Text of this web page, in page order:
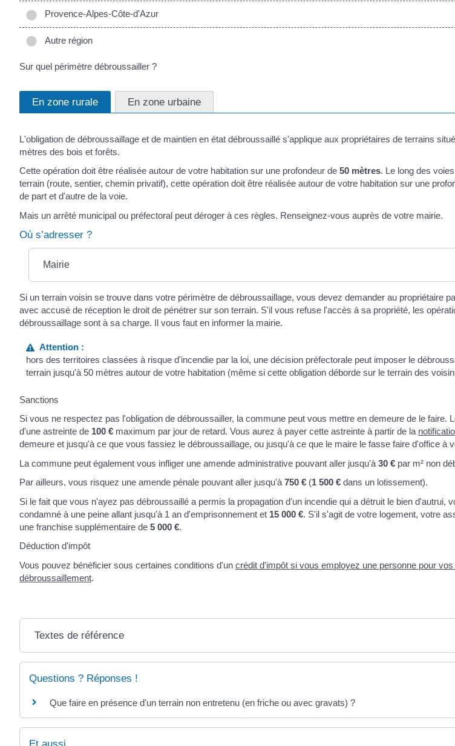
Provence-Alpes-Côte-d'Azur
Autre région
Sur quel périmètre débroussailler ?
En zone rurale En zone urbaine
L'obligation de débroussaillage et de maintien en état débroussaillé s'applique aux propriétaires de terrains
mètres des bois et forêts.
Cette opération doit être réalisée autour de votre habitation sur une profondeur de 50 mètres. Le long des
terrain (route, sentier, chemin privatif), cette opération doit être réalisée autour de votre habitation sur une
de part et d'autre de la voie.
Mais un arrêté municipal ou préfectoral peut déroger à ces règles. Renseignez-vous auprès de votre mairie.
Où s’adresser ?
Mairie
Si un terrain voisin se trouve dans votre périmètre de débroussaillage, vous devez demander au propriétaire
avec accusé de réception le droit de pénétrer sur son terrain. S'il vous refuse l'accès à sa propriété, les
débroussaillage sont à sa charge. Il vous faut en informer la mairie.
Attention :
hors des territoires classées à risque d'incendie par la loi, une décision préfectorale peut imposer le
terrain jusqu'à 50 mètres autour de votre habitation (même si cette obligation déborde sur le terrain des
Sanctions
Si vous ne respectez pas l'obligation de débroussailler, la commune peut vous mettre en demeure de le faire.
d'une astreinte de 100 € maximum par jour de retard. Vous aurez à payer cette astreinte à partir de la
demeure et jusqu'à ce que vous fassiez le débroussaillage, ou jusqu'à ce que le maire le fasse faire d'office à
La commune peut également vous infliger une amende administrative pouvant aller jusqu'à 30 € par m² non
Par ailleurs, vous risquez une amende pénale pouvant aller jusqu'à 750 € (1 500 € dans un lotissement).
Si le fait que vous n'ayez pas débroussaillé a permis la propagation d'un incendie qui a détruit le bien d'autrui,
condamné à une peine allant jusqu'à 1 an d'emprisonnement et 15 000 €. S'il s'agit de votre logement, votre
une franchise supplémentaire de 5 000 €.
Déduction d'impôt
Vous pouvez bénéficier sous certaines conditions d'un crédit d'impôt si vous employez une personne pour
débroussaillement.
Textes de référence
Questions ? Réponses !
Que faire en présence d'un terrain non entretenu (en friche ou avec gravats) ?